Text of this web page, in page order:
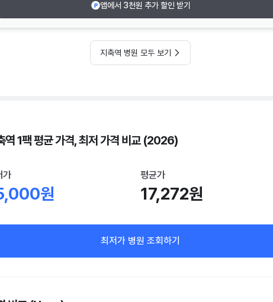
앱에서 3천원 추가 할인 받기
지축역 병원 모두 보기
역 1팩 평균 가격, 최저 가격 비교 (2026)
가
원
평균가
17,272원
최저가 병원 조회하기